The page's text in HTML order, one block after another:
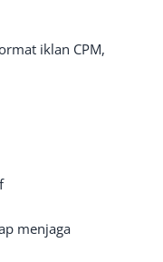
iklan CPM,
menjaga